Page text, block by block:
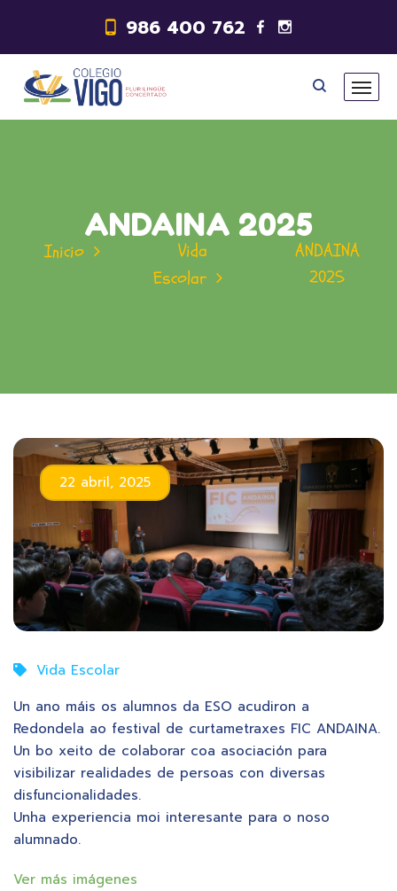
986 400 762
ANDAINA 2025
Inicio
Vida
Escolar
ANDAINA
2025
22 abril, 2025
Vida Escolar
Un ano máis os alumnos da ESO acudiron a
Redondela ao festival de curtametraxes FIC ANDAINA.
Un bo xeito de colaborar coa asociación para
visibilizar realidades de persoas con diversas
disfuncionalidades.
Unha experiencia moi interesante para o noso
alumnado.
Ver más imágenes